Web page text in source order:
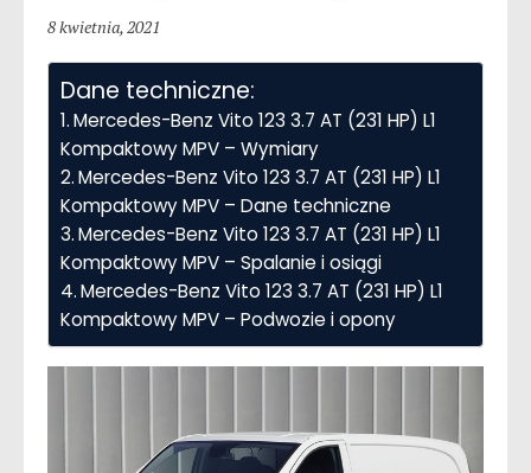
8 kwietnia, 2021
Dane techniczne:
Mercedes-Benz Vito 123 3.7 AT (231 HP) L1
Kompaktowy MPV – Wymiary
Mercedes-Benz Vito 123 3.7 AT (231 HP) L1
Kompaktowy MPV – Dane techniczne
Mercedes-Benz Vito 123 3.7 AT (231 HP) L1
Kompaktowy MPV – Spalanie i osiągi
Mercedes-Benz Vito 123 3.7 AT (231 HP) L1
Kompaktowy MPV – Podwozie i opony